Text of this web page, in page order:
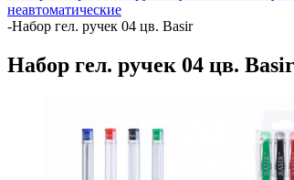
неавтоматические
-Набор гел. ручек 04 цв. Basir
Набор гел. ручек 04 цв. Basir